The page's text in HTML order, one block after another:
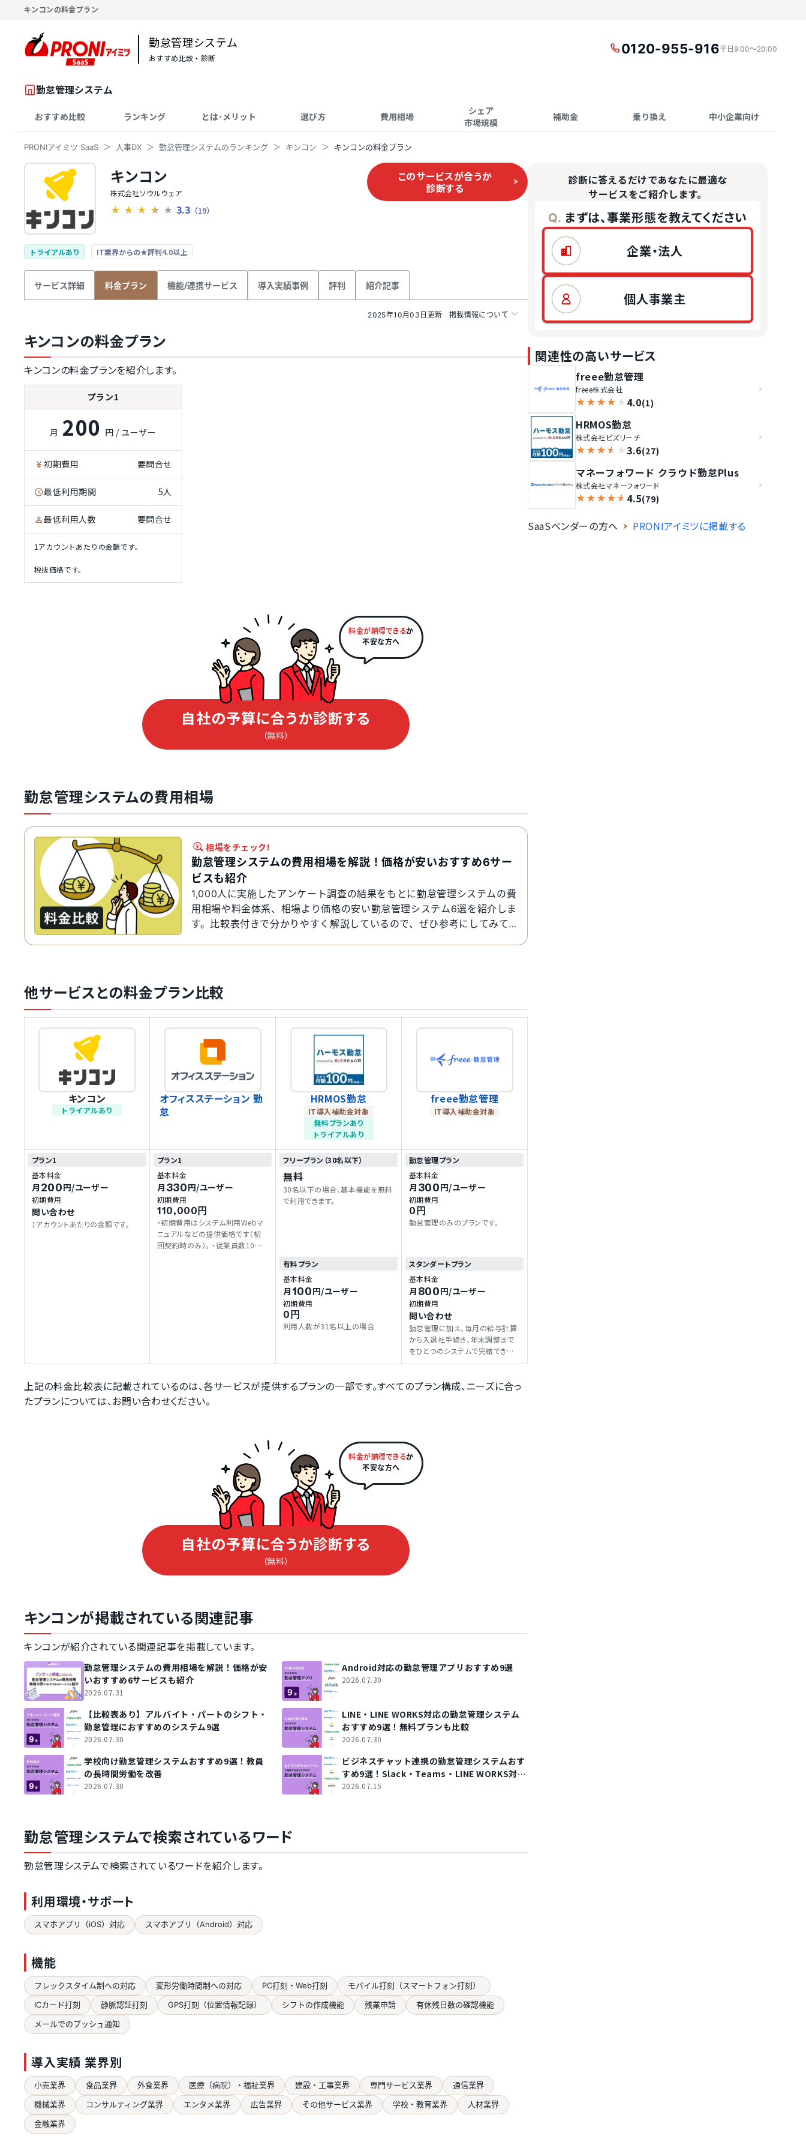
キンコンの料金プラン
勤怠管理システム
おすすめ比較・診断
0120-955-916平日9:00〜20:00
勤怠管理システム
おすすめ比較 ランキング とは･メリット 選び方 費用相場
シェア
市場規模
補助金 乗り換え 中小企業向け
PRONIアイミツ SaaS 人事DX 勤怠管理システムのランキング キンコン キンコンの料金プラン
キンコン
株式会社ソウルウェア
★ ★ ★ ★ ★ 3.3 （19）
このサービスが合うか
診断する
トライアルあり IT業界からの★評判4.0以上
サービス詳細 料金プラン 機能/連携サービス 導入実績事例 評判 紹介記事
2025年10月03日更新 掲載情報について
キンコンの料金プラン
キンコンの料金プランを紹介します。
プラン1
月 200 円 / ユーザー
初期費用 要問合せ
最低利用期間 5人
最低利用人数 要問合せ
1アカウントあたりの金額です。
税抜価格です。
料金が納得できるか
不安な方へ
自社の予算に合うか診断する
（無料）
勤怠管理システムの費用相場
相場をチェック!
勤怠管理システムの費用相場を解説！価格が安いおすすめ6サー
ビスも紹介
1,000人に実施したアンケート調査の結果をもとに勤怠管理システムの費
用相場や料金体系、相場より価格の安い勤怠管理システム6選を紹介しま
す。比較表付きで分かりやすく解説しているので、ぜひ参考にしてみて
他サービスとの料金プラン比較
キンコン
トライアルあり
オフィスステーション 勤
怠
HRMOS勤怠
IT導入補助金対象
無料プランあり
トライアルあり
freee勤怠管理
IT導入補助金対象
プラン1
基本料金
月 200円/ユーザー
初期費用
問い合わせ
1アカウントあたりの金額です。
プラン1
基本料金
月 330円/ユーザー
初期費用
110,000円
・初期費用はシステム利用Webマ
ニュアルなどの提供価格です（初
回契約時のみ）。 ・従業員数10名
フリープラン（30名以下）
無料
30名以下の場合、基本機能を無料
で利用できます。
勤怠管理プラン
基本料金
月 300円/ユーザー
初期費用
0円
勤怠管理のみのプランです。
有料プラン
基本料金
月 100円/ユーザー
初期費用
0円
利用人数が31名以上の場合
スタンダートプラン
基本料金
月 800円/ユーザー
初期費用
問い合わせ
勤怠管理に加え、毎月の給与計算
から入退社手続き、年末調整まで
をひとつのシステムで完結できる
プランです。
上記の料金比較表に記載されているのは、各サービスが提供するプランの一部です。すべてのプラン構成、ニーズに合っ
たプランについては、お問い合わせください。
料金が納得できるか
不安な方へ
自社の予算に合うか診断する
（無料）
キンコンが掲載されている関連記事
キンコンが紹介されている関連記事を掲載しています。
勤怠管理システムの費用相場を解説！価格が安
いおすすめ6サービスも紹介
2026.07.31
Android対応の勤怠管理アプリおすすめ9選
2026.07.30
【比較表あり】アルバイト・パートのシフト・
勤怠管理におすすめのシステム9選
2026.07.30
LINE・LINE WORKS対応の勤怠管理システム
おすすめ9選！無料プランも比較
2026.07.30
学校向け勤怠管理システムおすすめ9選！教員
の長時間労働を改善
2026.07.30
ビジネスチャット連携の勤怠管理システムおす
すめ9選！Slack・Teams・LINE WORKS対応
を比較
2026.07.15
勤怠管理システムで検索されているワード
勤怠管理システムで検索されているワードを紹介します。
利用環境・サポート
スマホアプリ（iOS）対応 スマホアプリ（Android）対応
機能
フレックスタイム制への対応 変形労働時間制への対応 PC打刻・Web打刻
モバイル打刻（スマートフォン打刻）
ICカード打刻
静脈認証打刻 GPS打刻（位置情報記録） シフトの作成機能 残業申請
有休残日数の確認機能
メールでのプッシュ通知
導入実績 業界別
小売業界 食品業界 外食業界 医療（病院）・福祉業界 建設・工事業界 専門サービス業界
通信業界
機械業界
コンサルティング業界 エンタメ業界 広告業界 その他サービス業界 学校・教育業界
人材業界
金融業界
診断に答えるだけであなたに最適な
サービスをご紹介します。
Q. まずは、事業形態を教えてください
企業・法人
個人事業主
関連性の高いサービス
freee勤怠管理
freee株式会社
★ ★ ★ ★ ★ 4.0(1)
HRMOS勤怠
株式会社ビズリーチ
★ ★ ★ ★ ★3.6(27)
マネーフォワード クラウド勤怠Plus
株式会社マネーフォワード
★ ★ ★ ★ ★ 4.5(79)
SaaSベンダーの方へ PRONIアイミツに掲載する